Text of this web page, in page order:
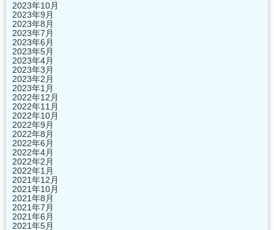
2023年10月
2023年9月
2023年8月
2023年7月
2023年6月
2023年5月
2023年4月
2023年3月
2023年2月
2023年1月
2022年12月
2022年11月
2022年10月
2022年9月
2022年8月
2022年6月
2022年4月
2022年2月
2022年1月
2021年12月
2021年10月
2021年8月
2021年7月
2021年6月
2021年5月